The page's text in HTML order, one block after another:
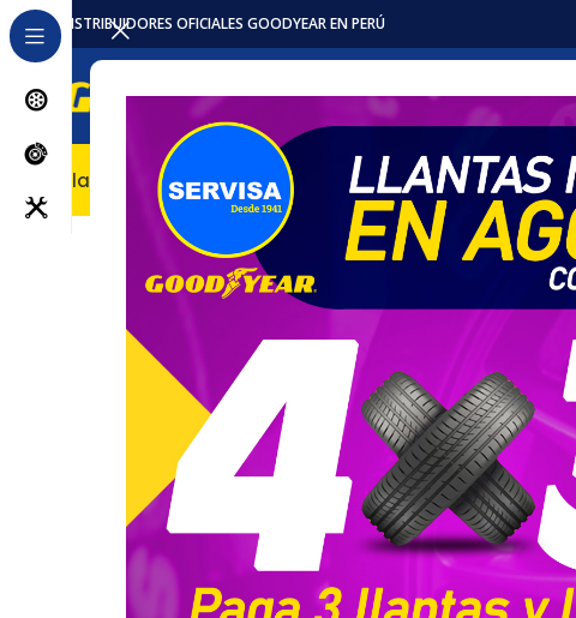
DISTRIBUIDORES OFICIALES GOODYEAR EN PERÚ
Llantas Accesorios / Repuestos ServiciosLocales
Baterias Intensivas